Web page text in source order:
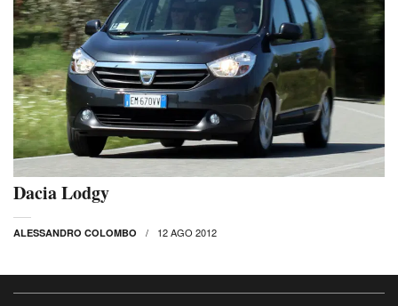
Dacia Lodgy
ALESSANDRO COLOMBO 12 AGO 2012